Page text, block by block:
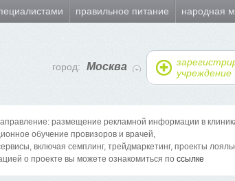
правильное питание народная
город: Москва
учреждение
размещение рекламной информации в
обучение провизоров и врачей,
включая семплинг, трейдмаркетинг, проекты
о проекте вы можете ознакомиться по ссылке